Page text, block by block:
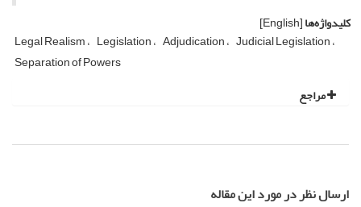
کلیدواژه‌ها[English]
Legal Realism Legislation Adjudication Judicial Legislation
Separation of Powers
مراجع
ارسال نظر در مورد این مقاله